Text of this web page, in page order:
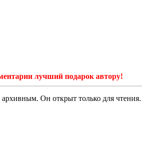
лучший подарок автору!
Он открыт только для чтения.